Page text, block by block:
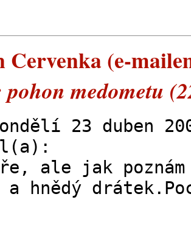
Cervenka (e-
pohon medometu
23 duben
ale jak
a hnědý